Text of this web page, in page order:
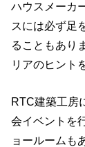
ハウスメーカ
スには必ず足
ることもあり
リアのヒント
RTC建築工房
会イベントを
ョールームも